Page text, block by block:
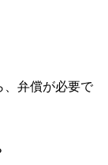
、弁償が必要で